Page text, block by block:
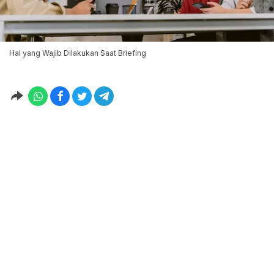
Hal yang Wajib Dilakukan Saat Briefing